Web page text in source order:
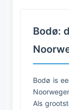
Bodø:
Bodø is
Als